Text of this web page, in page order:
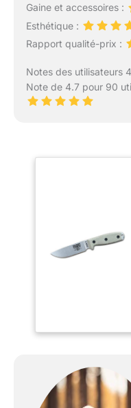
Gaine et accessoires :
Esthétique :
Rapport qualité-prix :
Notes des utilisateurs
Note de 4.7 pour 90